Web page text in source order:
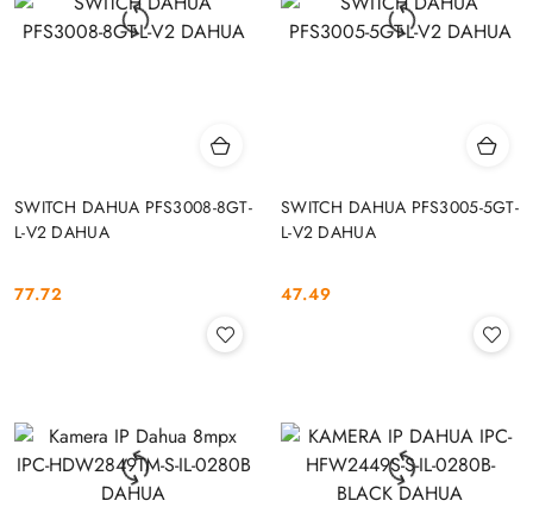
SWITCH DAHUA PFS3008-8GT-
L-V2 DAHUA
Cena:
77.72
SWITCH DAHUA PFS3005-5GT-
L-V2 DAHUA
Cena:
47.49